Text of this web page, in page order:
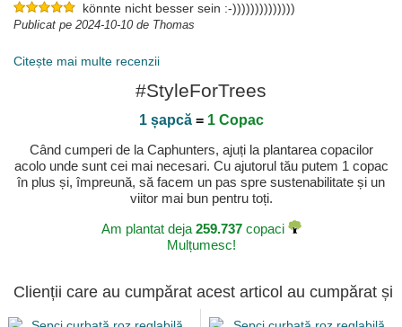
könnte nicht besser sein :-))))))))))))))
Publicat pe 2024-10-10 de Thomas
Citește mai multe recenzii
#StyleForTrees
1 șapcă= 1 Copac
Când cumperi de la Caphunters, ajuți la plantarea copacilor
acolo unde sunt cei mai necesari. Cu ajutorul tău putem 1 copac
în plus și, împreună, să facem un pas spre sustenabilitate și un
viitor mai bun pentru toți.
Am plantat deja 259.737copaci
Mulțumesc!
Clienții care au cumpărat acest articol au cumpărat și